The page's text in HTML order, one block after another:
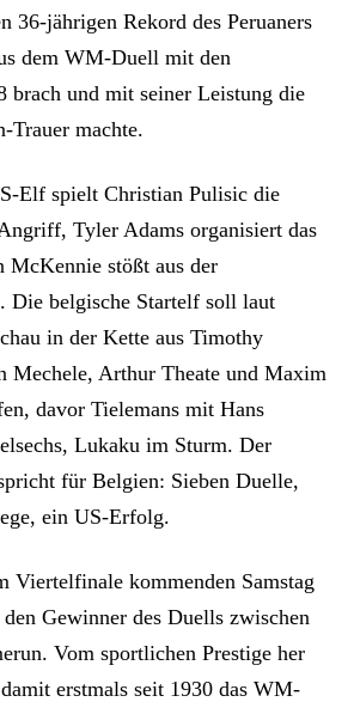
36-jährigen Rekord des Peruaners
dem WM-Duell mit den
brach und mit seiner Leistung die
Trauer machte.
Elf spielt Christian Pulisic die
Tyler Adams organisiert das
stößt aus der
Die belgische Startelf soll laut
in der Kette aus Timothy
Mechele, Arthur Theate und Maxim
davor Tielemans mit Hans
Lukaku im Sturm. Der
für Belgien: Sieben Duelle,
ein US-Erfolg.
Viertelfinale kommenden Samstag
Gewinner des Duells zwischen
Vom sportlichen Prestige her
erstmals seit 1930 das WM-